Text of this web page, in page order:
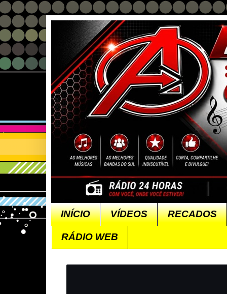
INÍCIO VÍDEOS RECADOS
RÁDIO WEB